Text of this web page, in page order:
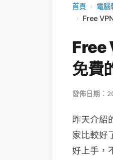
首頁 › 電腦
› Free
Free
免費
發佈日期：
昨天介紹
家比較好
好上手，